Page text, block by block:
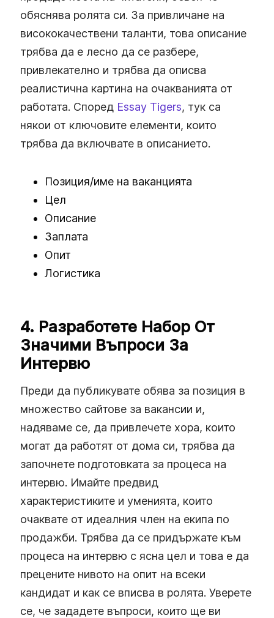
обяснява ролята си. За привличане на
висококачествени таланти, това описание
трябва да е лесно да се разбере,
привлекателно и трябва да описва
реалистична картина на очакванията от
работата. Според Essay Tigers, тук са
някои от ключовите елементи, които
трябва да включвате в описанието.
Позиция/име на ваканцията
Цел
Описание
Заплата
Опит
Логистика
4. Разработете Набор От
Значими Въпроси За
Интервю
Преди да публикувате обява за позиция в
множество сайтове за вакансии и,
надяваме се, да привлечете хора, които
могат да работят от дома си, трябва да
започнете подготовката за процеса на
интервю. Имайте предвид
характеристиките и уменията, които
очаквате от идеалния член на екипа по
продажби. Трябва да се придържате към
процеса на интервю с ясна цел и това е да
прецените нивото на опит на всеки
кандидат и как се вписва в ролята. Уверете
се, че зададете въпроси, които ще ви